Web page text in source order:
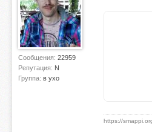
Сообщения: 22959
Репутация: N
Группа: в ухо
https://